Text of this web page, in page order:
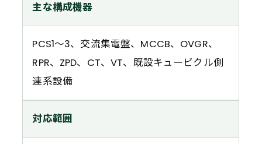
主な構成機器
PCS1〜3、交流集電盤、MCCB、OVGR、
RPR、ZPD、CT、VT、既設キュービクル側
連系設備
対応範囲